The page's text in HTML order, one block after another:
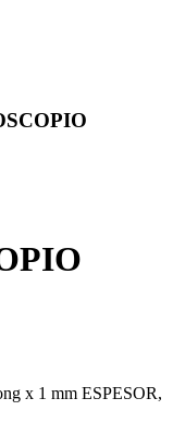
x 1 mm ESPESOR,